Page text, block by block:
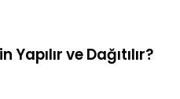
ve Dağıtılır?